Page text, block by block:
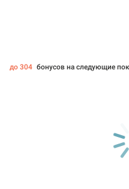
до 304 бонусов на следующие